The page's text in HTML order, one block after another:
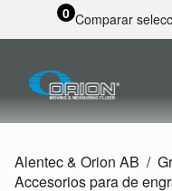
0 Comparar
Alentec & Orion AB
Accesorios para de